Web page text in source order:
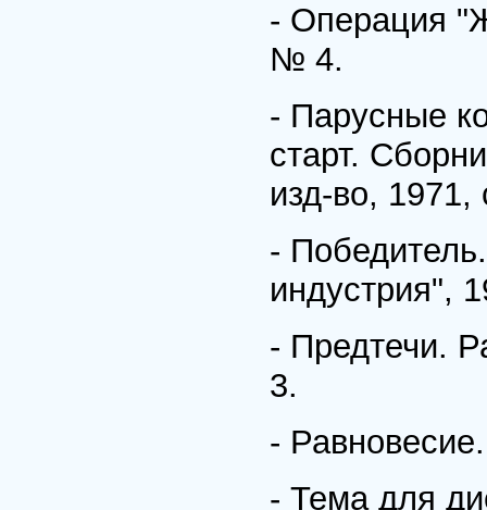
- Операция
№ 4.
- Парусные
старт.
изд-во, 1971,
-
индустрия",
- Предтечи.
3.
-
- Тема для